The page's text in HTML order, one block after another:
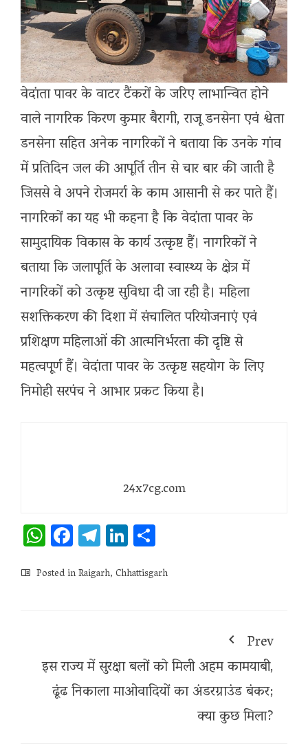
वेदांता पावर के वाटर टैंकरों के जरिए लाभान्वित होने
वाले नागरिक किरण कुमार बैरागी, राजू डनसेना एवं श्वेता
डनसेना सहित अनेक नागरिकों ने बताया कि उनके गांव
में प्रतिदिन जल की आपूर्ति तीन से चार बार की जाती है
जिससे वे अपने रोजमर्रा के काम आसानी से कर पाते हैं।
नागरिकों का यह भी कहना है कि वेदांता पावर के
सामुदायिक विकास के कार्य उत्कृष्ट हैं। नागरिकों ने
बताया कि जलापूर्ति के अलावा स्वास्थ्य के क्षेत्र में
नागरिकों को उत्कृष्ट सुविधा दी जा रही है। महिला
सशक्तिकरण की दिशा में संचालित परियोजनाएं एवं
प्रशिक्षण महिलाओं की आत्मनिर्भरता की दृष्टि से
महत्वपूर्ण हैं। वेदांता पावर के उत्कृष्ट सहयोग के लिए
निमोही सरपंच ने आभार प्रकट किया है।
24x7cg.com
WhatsApp
Facebook
Telegram
LinkedIn
Posted inRaigarh,Chhattisgarh
Prev
इस राज्य में सुरक्षा बलों को मिली अहम कामयाबी,
ढूंढ निकाला माओवादियों का अंडरग्राउंड बंकर;
क्या कुछ मिला?